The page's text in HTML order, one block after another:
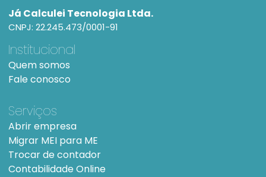
Já Calculei Tecnologia Ltda.
CNPJ: 22.245.473/0001-91
Institucional
Quem somos
Fale conosco
Serviços
Abrir empresa
Migrar MEI para ME
Trocar de contador
Contabilidade Online